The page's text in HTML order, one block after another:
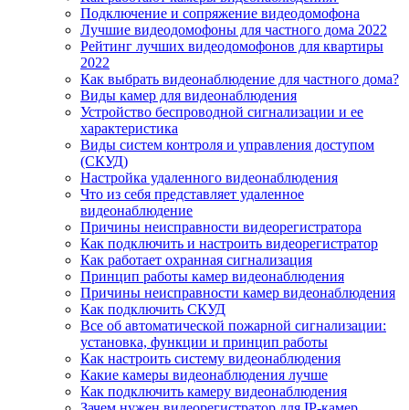
Подключение и сопряжение видеодомофона
Лучшие видеодомофоны для частного дома 2022
Рейтинг лучших видеодомофонов для квартиры
2022
Как выбрать видеонаблюдение для частного дома?
Виды камер для видеонаблюдения
Устройство беспроводной сигнализации и ее
характеристика
Виды систем контроля и управления доступом
(СКУД)
Настройка удаленного видеонаблюдения
Что из себя представляет удаленное
видеонаблюдение
Причины неисправности видеорегистратора
Как подключить и настроить видеорегистратор
Как работает охранная сигнализация
Принцип работы камер видеонаблюдения
Причины неисправности камер видеонаблюдения
Как подключить СКУД
Все об автоматической пожарной сигнализации:
установка, функции и принцип работы
Как настроить систему видеонаблюдения
Какие камеры видеонаблюдения лучше
Как подключить камеру видеонаблюдения